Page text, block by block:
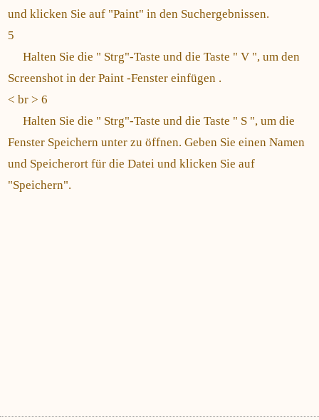
und klicken Sie auf "Paint" in den Suchergebnissen.
5
Halten Sie die " Strg"-Taste und die Taste " V ", um den
Screenshot in der Paint -Fenster einfügen .
< br > 6
Halten Sie die " Strg"-Taste und die Taste " S ", um die
Fenster Speichern unter zu öffnen. Geben Sie einen Namen
und Speicherort für die Datei und klicken Sie auf
"Speichern".